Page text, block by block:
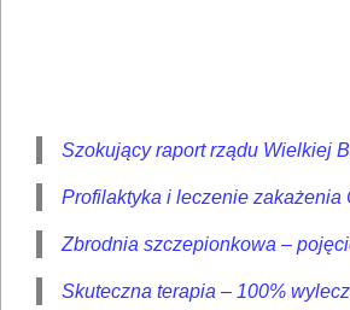
Szokujący raport rządu Wielkiej
Profilaktyka i leczenie zakażenia
Zbrodnia szczepionkowa –
Skuteczna terapia – 100%